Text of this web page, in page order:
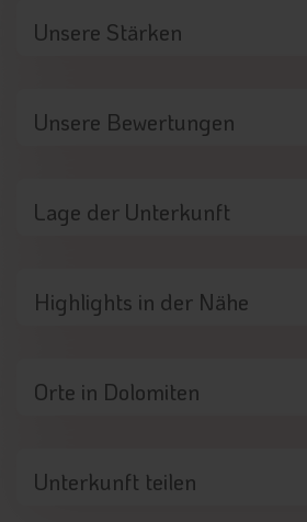
Unsere Stärken
Unsere Bewertungen
Lage der Unterkunft
Highlights in der Nähe
Orte in Dolomiten
Unterkunft teilen